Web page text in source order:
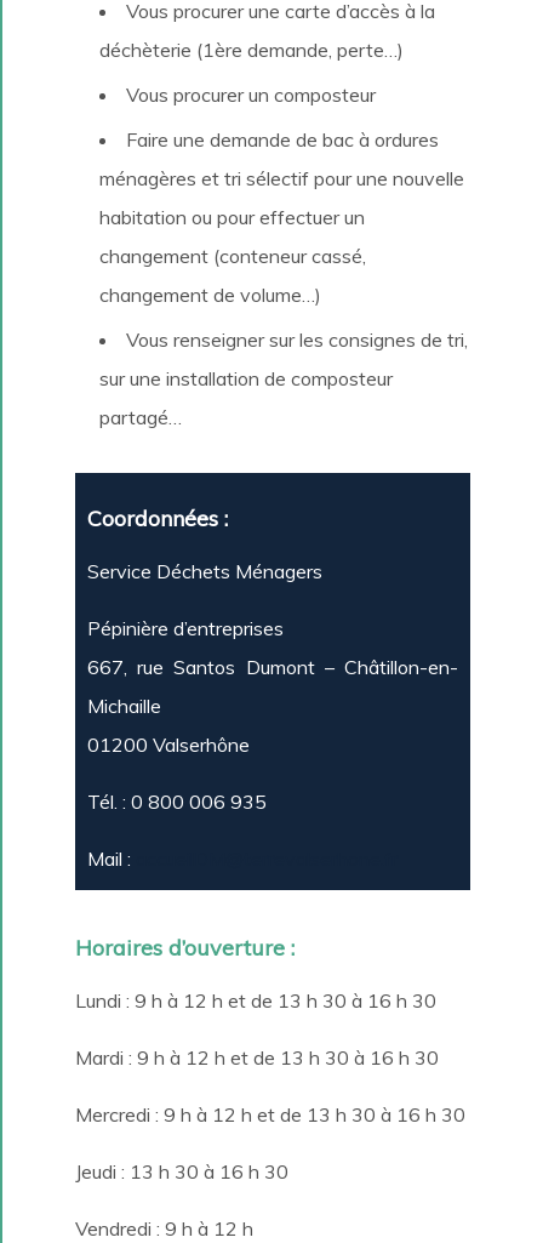
Vous procurer une carte d’accès à la
déchèterie (1ère demande, perte…)
Vous procurer un composteur
Faire une demande de bac à ordures
ménagères et tri sélectif pour une nouvelle
habitation ou pour effectuer un
changement (conteneur cassé,
changement de volume…)
Vous renseigner sur les consignes de tri,
sur une installation de composteur
partagé…
Coordonnées :
Service Déchets Ménagers
Pépinière d’entreprises
667, rue Santos Dumont – Châtillon-en-
Michaille
01200 Valserhône
Tél. : 0 800 006 935
Mail :
Horaires d’ouverture :
Lundi : 9 h à 12 h et de 13 h 30 à 16 h 30
Mardi : 9 h à 12 h et de 13 h 30 à 16 h 30
Mercredi : 9 h à 12 h et de 13 h 30 à 16 h 30
Jeudi : 13 h 30 à 16 h 30
Vendredi : 9 h à 12 h